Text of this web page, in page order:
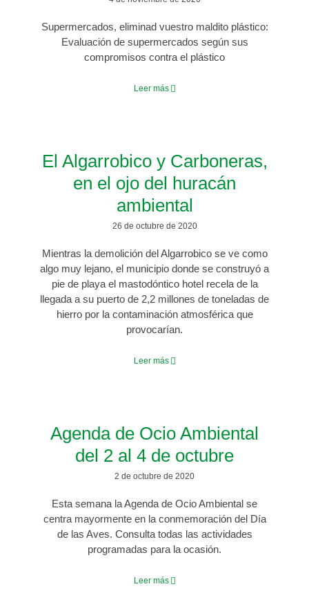
Supermercados, eliminad vuestro maldito plástico:
Evaluación de supermercados según sus
compromisos contra el plástico
Leer más
El Algarrobico y Carboneras,
en el ojo del huracán
ambiental
26 de octubre de 2020
Mientras la demolición del Algarrobico se ve como
algo muy lejano, el municipio donde se construyó a
pie de playa el mastodóntico hotel recela de la
llegada a su puerto de 2,2 millones de toneladas de
hierro por la contaminación atmosférica que
provocarían.
Leer más
Agenda de Ocio Ambiental
del 2 al 4 de octubre
2 de octubre de 2020
Esta semana la Agenda de Ocio Ambiental se
centra mayormente en la conmemoración del Día
de las Aves. Consulta todas las actividades
programadas para la ocasión.
Leer más